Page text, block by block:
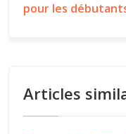
pour les
Articles